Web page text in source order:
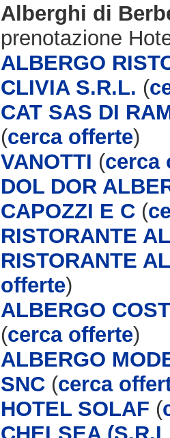
Alberghi di
prenotazione
ALBERGO
CLIVIA S.R.L. (
CAT SAS DI
(cerca offerte)
VANOTTI (cerca
DOL DOR
CAPOZZI E C (
RISTORANTE
RISTORANTE
offerte)
ALBERGO
(cerca offerte)
ALBERGO
SNC (cerca
HOTEL SOLAF (